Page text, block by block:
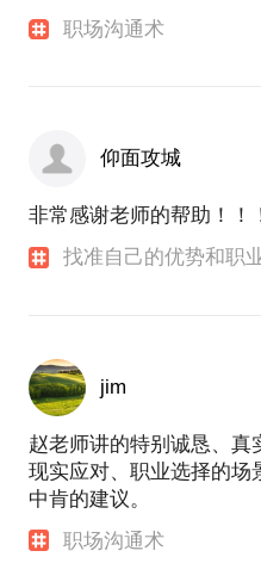
职场沟通术
仰面攻城
非常感谢老师的帮助！！
找准自己的优势和职
jim
赵老师讲的特别诚恳、真
现实应对、职业选择的场
中肯的建议。
职场沟通术